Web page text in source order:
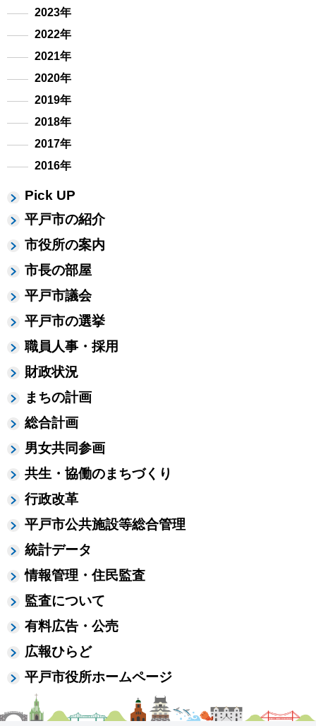
2023年
2022年
2021年
2020年
2019年
2018年
2017年
2016年
Pick UP
平戸市の紹介
市役所の案内
市長の部屋
平戸市議会
平戸市の選挙
職員人事・採用
財政状況
まちの計画
総合計画
男女共同参画
共生・協働のまちづくり
行政改革
平戸市公共施設等総合管理
統計データ
情報管理・住民監査
監査について
有料広告・公売
広報ひらど
平戸市役所ホームページ